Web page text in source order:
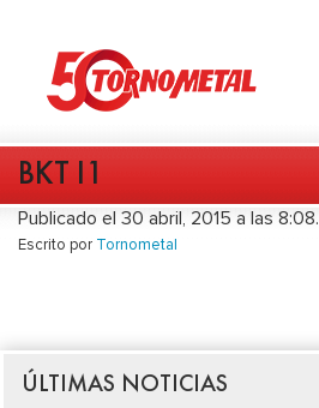
BKT I1
Publicado el 30 abril, 2015 a las 8:08.
Escrito por Tornometal
ÚLTIMAS NOTICIAS